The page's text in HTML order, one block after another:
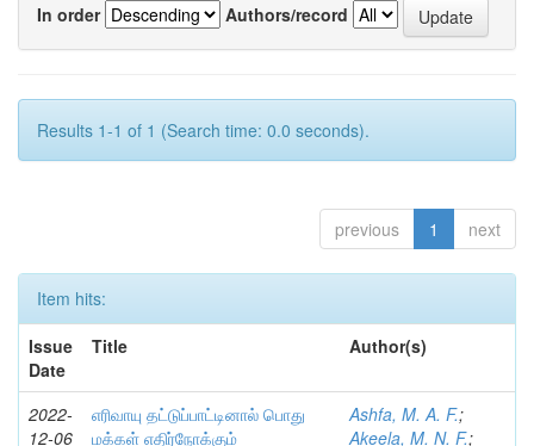
In order
Authors/record
Results 1-1 of 1 (Search time: 0.0 seconds).
previous 1 next
Item hits:
Issue
Date
Title Author(s)
2022-
12-06
எரிவாயு தட்டுப்பாட்டினால் பொது
மக்கள் எதிர்நோக்கும்
Ashfa, M. A. F.;
Akeela, M. N. F.;